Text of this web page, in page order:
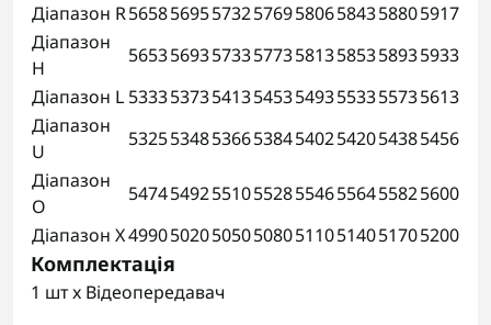
Діапазон R56585695573257695806584358805917
Діапазон
H
56535693573357735813585358935933
Діапазон L 53335373541354535493553355735613
Діапазон
U
53255348536653845402542054385456
Діапазон
O
54745492551055285546556455825600
Діапазон X49905020505050805110514051705200
Комплектація
1 шт x Відеопередавач